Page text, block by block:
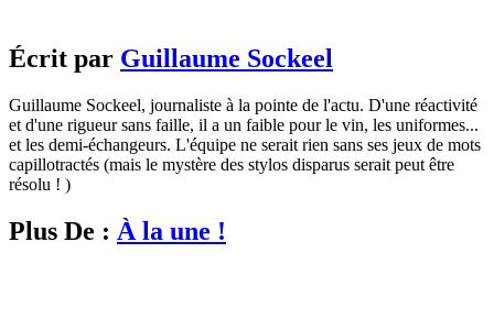
Écrit par Guillaume Sockeel
Guillaume Sockeel, journaliste à la pointe de l'actu. D'une réactivité
et d'une rigueur sans faille, il a un faible pour le vin, les uniformes...
et les demi-échangeurs. L'équipe ne serait rien sans ses jeux de mots
capillotractés (mais le mystère des stylos disparus serait peut être
résolu ! )
Plus De : À la une !